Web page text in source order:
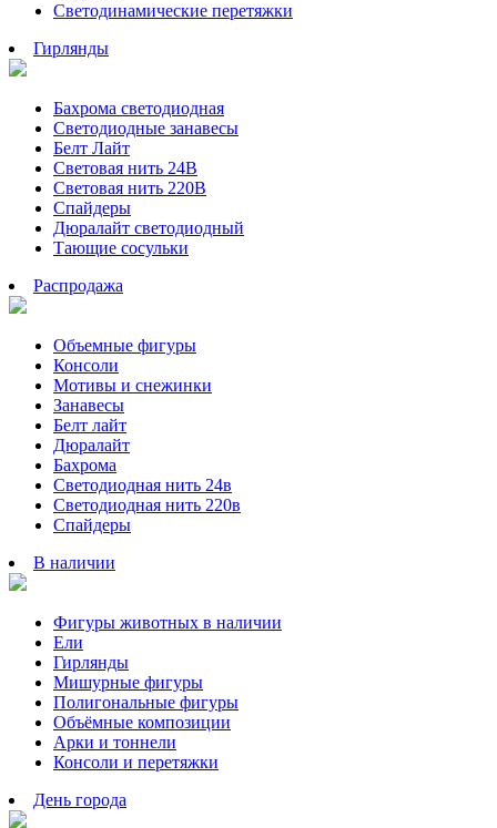
Светодинамические перетяжки
Гирлянды
Бахрома светодиодная
Светодиодные занавесы
Белт Лайт
Световая нить 24В
Световая нить 220В
Спайдеры
Дюралайт светодиодный
Тающие сосульки
Распродажа
Объемные фигуры
Консоли
Мотивы и снежинки
Занавесы
Белт лайт
Дюралайт
Бахрома
Светодиодная нить 24в
Светодиодная нить 220в
Спайдеры
В наличии
Фигуры животных в наличии
Ели
Гирлянды
Мишурные фигуры
Полигональные фигуры
Объёмные композиции
Арки и тоннели
Консоли и перетяжки
День города